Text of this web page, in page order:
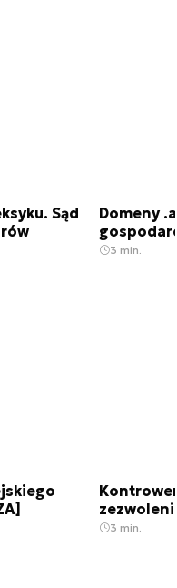
Sąd
Domeny
3 min.
3 min.